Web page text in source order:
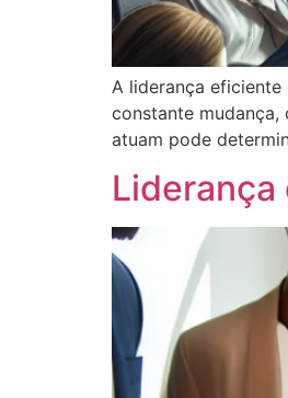
A liderança
constante
atuam pode
Liderança